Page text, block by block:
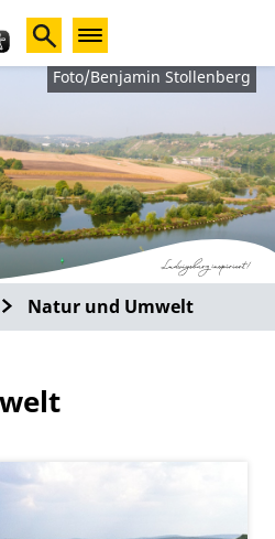
Foto/Benjamin Stollenberg
Natur und Umwelt